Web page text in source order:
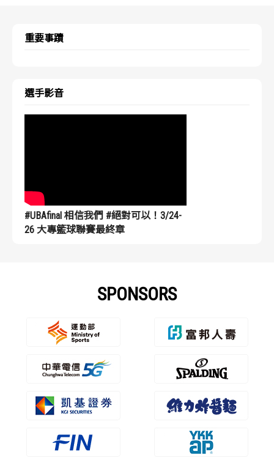
重要事蹟
選手影音
#UBAfinal 相信我們 #絕對可以！3/24-
26 大專籃球聯賽最終章
SPONSORS